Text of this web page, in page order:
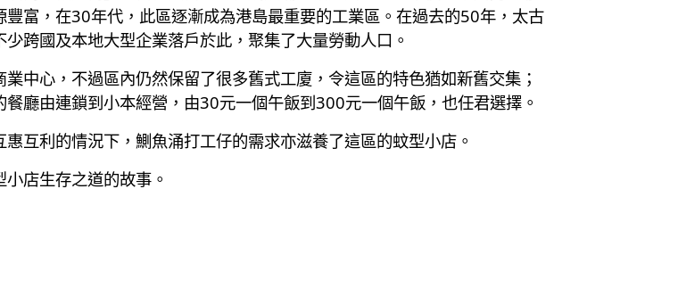
富，在30年代，此區逐漸成為港島最重要的工業區。在過去的50年，太古
跨國及本地大型企業落戶於此，聚集了大量勞動人口。
中心，不過區內仍然保留了很多舊式工廈，令這區的特色猶如新舊交集；
廳由連鎖到小本經營，由30元一個午飯到300元一個午飯，也任君選擇。
互利的情況下，鰂魚涌打工仔的需求亦滋養了這區的蚊型小店。
店生存之道的故事。